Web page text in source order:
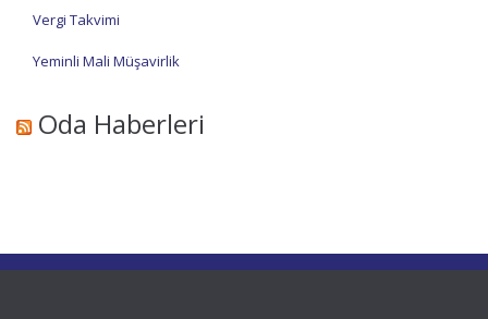
Vergi Takvimi
Yeminli Mali Müşavirlik
Oda Haberleri